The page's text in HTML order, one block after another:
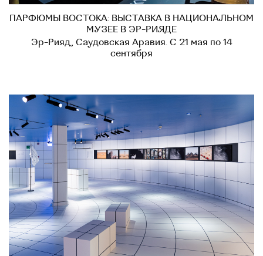
ПАРФЮМЫ ВОСТОКА: ВЫСТАВКА В НАЦИОНАЛЬНОМ
МУЗЕЕ В ЭР-РИЯДЕ
Эр-Рияд, Саудовская Аравия. С 21 мая по 14
сентября